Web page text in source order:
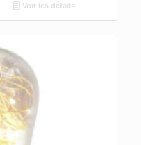
Voir les détails